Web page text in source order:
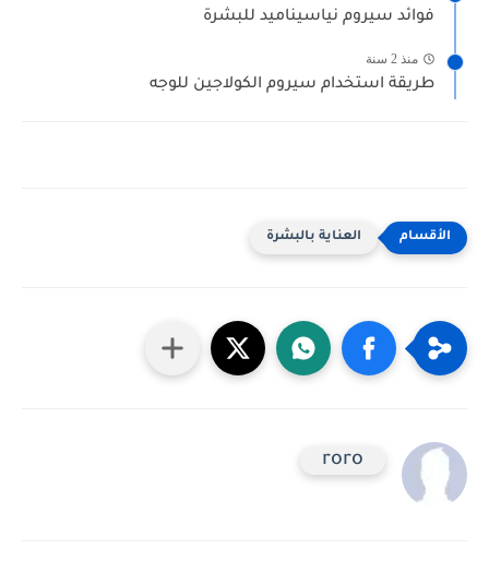
فوائد سيروم نياسيناميد للبشرة
منذ 2 سنة
طريقة استخدام سيروم الكولاجين للوجه
العناية بالبشرة
roro